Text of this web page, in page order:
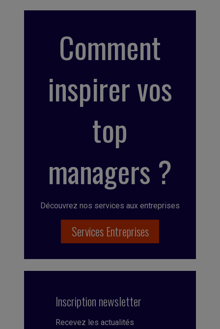
Comment
inspirer vos
top
managers ?
Découvrez nos services aux entreprises
Services Entreprises
Inscription newsletter
Recevez les actualités